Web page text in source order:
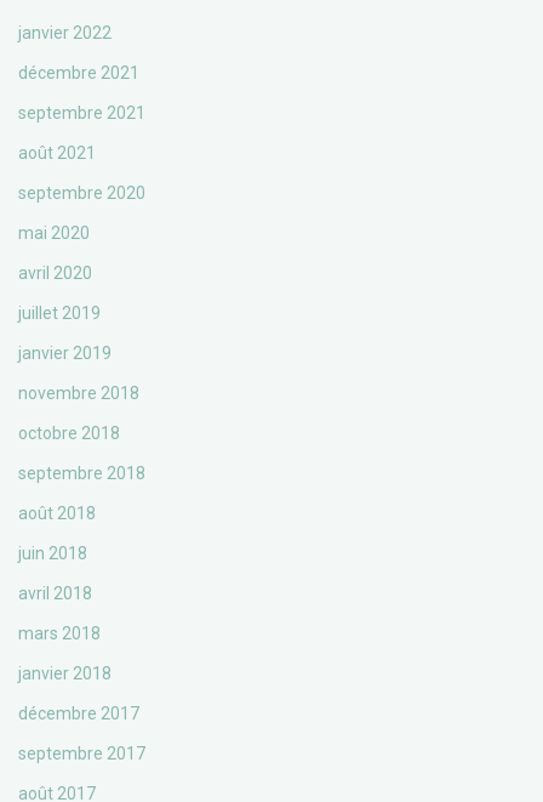
janvier 2022
décembre 2021
septembre 2021
août 2021
septembre 2020
mai 2020
avril 2020
juillet 2019
janvier 2019
novembre 2018
octobre 2018
septembre 2018
août 2018
juin 2018
avril 2018
mars 2018
janvier 2018
décembre 2017
septembre 2017
août 2017